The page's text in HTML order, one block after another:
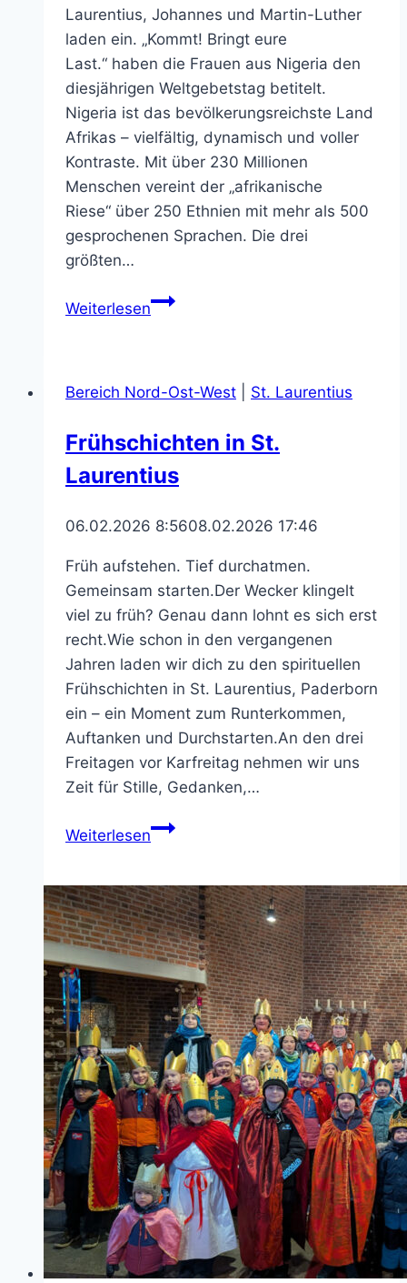
Laurentius, Johannes und Martin-Luther
laden ein. „Kommt! Bringt eure
Last.“ haben die Frauen aus Nigeria den
diesjährigen Weltgebetstag betitelt.
Nigeria ist das bevölkerungsreichste Land
Afrikas – vielfältig, dynamisch und voller
Kontraste. Mit über 230 Millionen
Menschen vereint der „afrikanische
Riese“ über 250 Ethnien mit mehr als 500
gesprochenen Sprachen. Die drei
größten…
WeiterlesenWeltgebetstag
Paderborn
Forum
St.
Bereich Nord-Ost-West St. Laurentius
Frühschichten in St.
Laurentius
06.02.2026 8:5608.02.2026 17:46
Früh aufstehen. Tief durchatmen.
Gemeinsam starten.Der Wecker klingelt
viel zu früh? Genau dann lohnt es sich erst
recht.Wie schon in den vergangenen
Jahren laden wir dich zu den spirituellen
Frühschichten in St. Laurentius, Paderborn
ein – ein Moment zum Runterkommen,
Auftanken und Durchstarten.An den drei
Freitagen vor Karfreitag nehmen wir uns
Zeit für Stille, Gedanken,…
WeiterlesenFrühschichten
Laurentius